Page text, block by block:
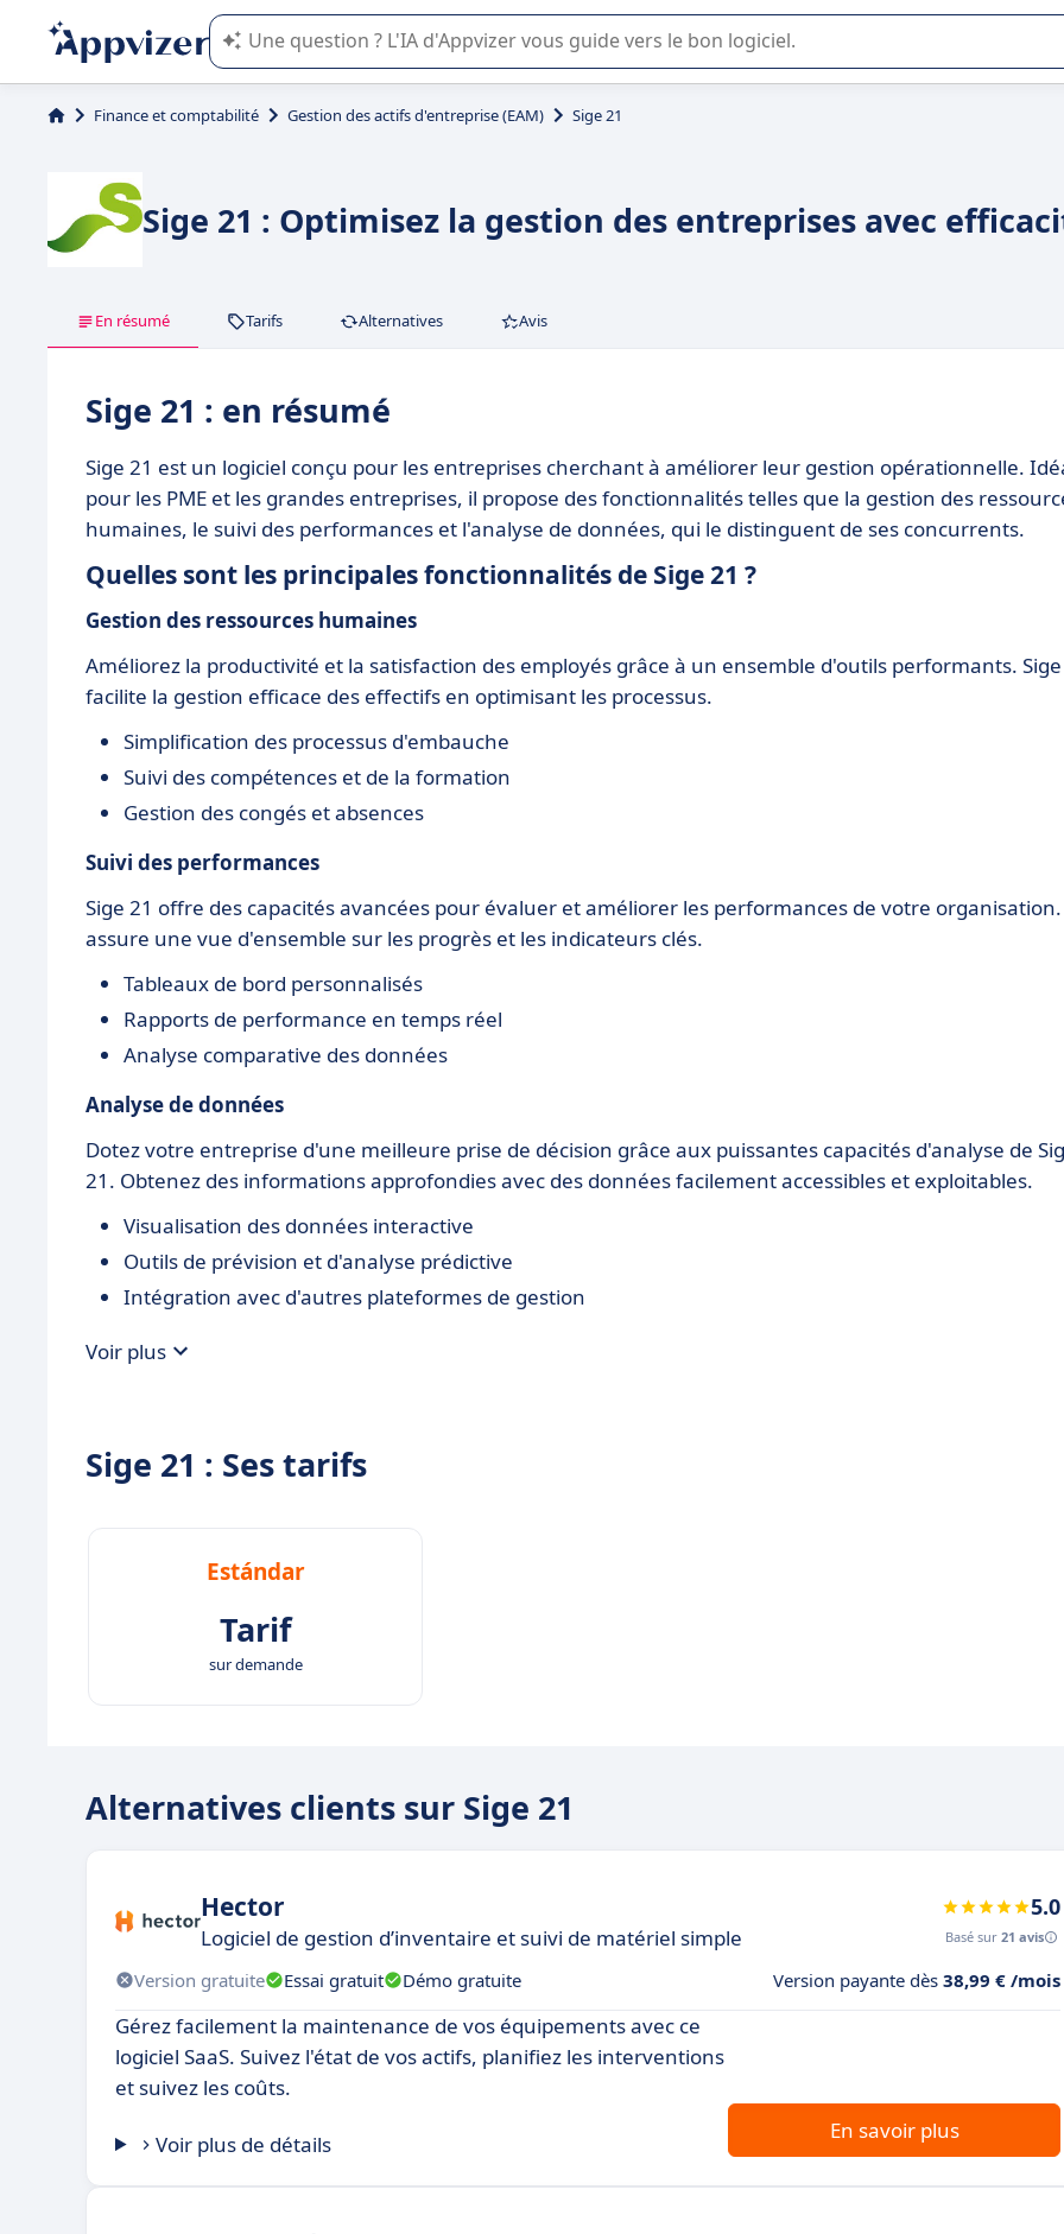
L'IA de Appvizer vous guide dans l'utilisation ou la sélection de logiciel SaaS en entreprise.
Finance et comptabilité Gestion des actifs d'entreprise (EAM) Sige 21
Sige 21 : Optimisez la gestion des entreprises avec
En résumé Tarifs Alternatives Avis
Sige 21 : en résumé
Sige 21 est un logiciel conçu pour les entreprises cherchant à améliorer leur gestion opérationnelle.
pour les PME et les grandes entreprises, il propose des fonctionnalités telles que la gestion des
humaines, le suivi des performances et l'analyse de données, qui le distinguent de ses concurrents.
Quelles sont les principales fonctionnalités de Sige 21 ?
Gestion des ressources humaines
Améliorez la productivité et la satisfaction des employés grâce à un ensemble d'outils performants.
facilite la gestion efficace des effectifs en optimisant les processus.
Simplification des processus d'embauche
Suivi des compétences et de la formation
Gestion des congés et absences
Suivi des performances
Sige 21 offre des capacités avancées pour évaluer et améliorer les performances de votre
assure une vue d'ensemble sur les progrès et les indicateurs clés.
Tableaux de bord personnalisés
Rapports de performance en temps réel
Analyse comparative des données
Analyse de données
Dotez votre entreprise d'une meilleure prise de décision grâce aux puissantes capacités d'analyse de
21. Obtenez des informations approfondies avec des données facilement accessibles et exploitables.
Visualisation des données interactive
Outils de prévision et d'analyse prédictive
Intégration avec d'autres plateformes de gestion
Voir plus
Sige 21 : Ses tarifs
Estándar
Tarif
sur demande
Alternatives clients sur Sige 21
Hector
Logiciel de gestion d’inventaire et suivi de matériel simple
5.0
Basé sur 21 avis
Version gratuite Essai gratuit Démo gratuite Version payante dès 38,99 € /mois
Gérez facilement la maintenance de vos équipements avec ce
logiciel SaaS. Suivez l'état de vos actifs, planifiez les interventions
et suivez les coûts.
Voir plus de détails
En savoir plus